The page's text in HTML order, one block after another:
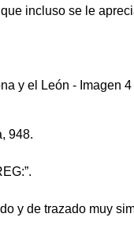
incluso se le
948.
y de trazado muy